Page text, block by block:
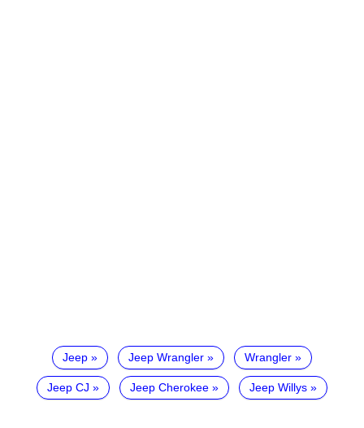
Jeep Jeep Wrangler Wrangler
Jeep CJ Jeep Cherokee Jeep Willys